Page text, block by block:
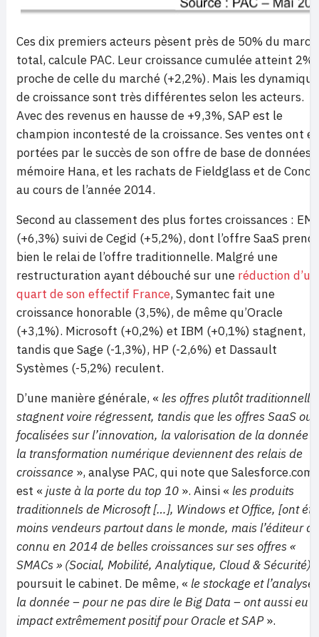
Ces dix premiers acteurs pèsent près de 50% du
total, calcule PAC. Leur croissance cumulée atteint 2%,
proche de celle du marché (+2,2%). Mais les
de croissance sont très différentes selon les acteurs.
Avec des revenus en hausse de +9,3%, SAP est le
champion incontesté de la croissance. Ses ventes ont
portées par le succès de son offre de base de données
mémoire Hana, et les rachats de Fieldglass et de
au cours de l’année 2014.
Second au classement des plus fortes croissances :
(+6,3%) suivi de Cegid (+5,2%), dont l’offre SaaS prend
bien le relai de l’offre traditionnelle. Malgré une
restructuration ayant débouché sur une réduction d’un
quart de son effectif France, Symantec fait une
croissance honorable (3,5%), de même qu’Oracle
(+3,1%). Microsoft (+0,2%) et IBM (+0,1%) stagnent,
tandis que Sage (-1,3%), HP (-2,6%) et Dassault
Systèmes (-5,2%) reculent.
D’une manière générale, « les offres plutôt
stagnent voire régressent, tandis que les offres SaaS ou
focalisées sur l’innovation, la valorisation de la donnée
la transformation numérique deviennent des relais de
croissance », analyse PAC, qui note que Salesforce.com
est « juste à la porte du top 10 ». Ainsi « les produits
traditionnels de Microsoft […], Windows et Office, [ont
moins vendeurs partout dans le monde, mais l’éditeur a
connu en 2014 de belles croissances sur ses offres «
SMACs » (Social, Mobilité, Analytique, Cloud & Sécurité)
poursuit le cabinet. De même, « le stockage et l’analyse
la donnée – pour ne pas dire le Big Data – ont aussi eu
impact extrêmement positif pour Oracle et SAP».